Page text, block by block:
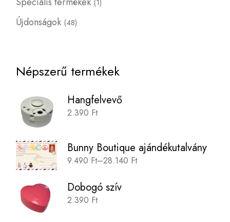
1
Újdonságok 48
Népszerű termékek
Hangfelvevő
2.390 Ft
Bunny Boutique ajándékutalvány
9.490 Ft–28.140 Ft
Dobogó szív
2.390 Ft